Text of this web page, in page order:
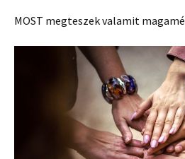
MOST megteszek valamit